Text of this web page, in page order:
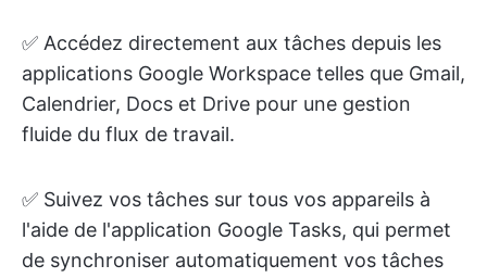
✅ Accédez directement aux tâches depuis les
applications Google Workspace telles que Gmail,
Calendrier, Docs et Drive pour une gestion
fluide du flux de travail.
✅ Suivez vos tâches sur tous vos appareils à
l'aide de l'application Google Tasks, qui permet
de synchroniser automatiquement vos tâches